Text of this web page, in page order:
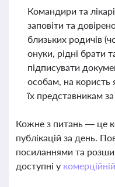
Командири та
заповіти та
близьких родичів
онуки, рідні брати
підписувати
особам, на користь
їх представникам
Кожне з питань — це
публікацій за день.
посиланнями та
доступні у